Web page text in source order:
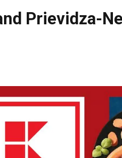
Prievidza-